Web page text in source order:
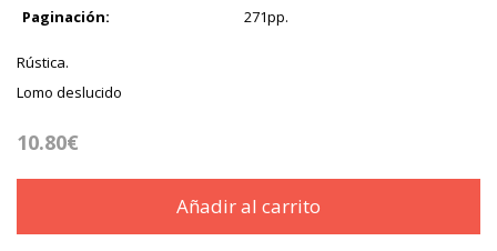
Paginación:
271pp.
Rústica.
Lomo deslucido
10.80€
Añadir al carrito